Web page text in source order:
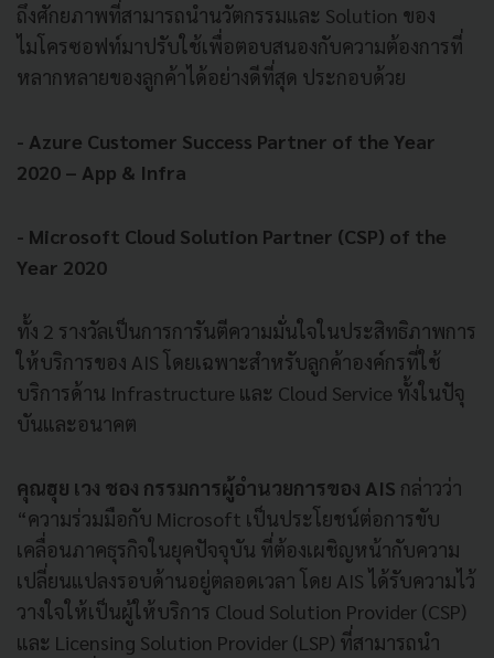
ถึงศักยภาพที่สามารถนำนวัตกรรมและ Solution ของ
ไมโครซอฟท์มาปรับใช้เพื่อตอบสนองกับความต้องการที่
หลากหลายของลูกค้าได้อย่างดีที่สุด ประกอบด้วย
- Azure Customer Success Partner of the Year
2020 – App & Infra
- Microsoft Cloud Solution Partner (CSP) of the
Year 2020
ทั้ง 2 รางวัลเป็นการการันตีความมั่นใจในประสิทธิภาพการ
ให้บริการของ AIS โดยเฉพาะสำหรับลูกค้าองค์กรที่ใช้
บริการด้าน Infrastructure และ Cloud Service ทั้งในปัจุ
บันและอนาคต
คุณฮุย เวง ชอง กรรมการผู้อำนวยการของ AIS กล่าวว่า
“ความร่วมมือกับ Microsoft เป็นประโยชน์ต่อการขับ
เคลื่อนภาคธุรกิจในยุคปัจจุบัน ที่ต้องเผชิญหน้ากับความ
เปลี่ยนแปลงรอบด้านอยู่ตลอดเวลา โดย AIS ได้รับความไว้
วางใจให้เป็นผู้ให้บริการ Cloud Solution Provider (CSP)
และ Licensing Solution Provider (LSP) ที่สามารถนำ